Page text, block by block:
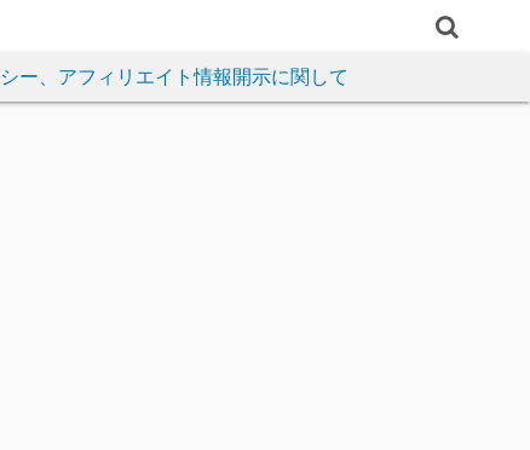
ー、アフィリエイト情報開示に関して